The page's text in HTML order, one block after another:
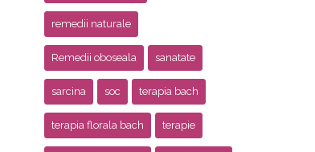
remedii naturale
Remedii oboseala sanatate
sarcina soc terapia bach
terapia florala bach terapie